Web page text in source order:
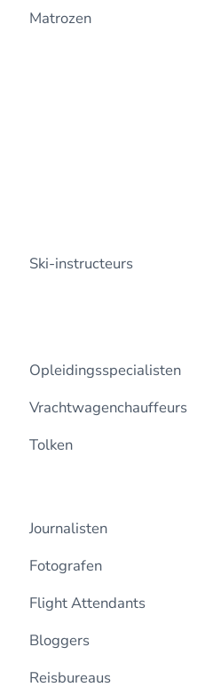
Matrozen
Ski-instructeurs
Opleidingsspecialisten
Vrachtwagenchauffeurs
Tolken
Journalisten
Fotografen
Flight Attendants
Bloggers
Reisbureaus